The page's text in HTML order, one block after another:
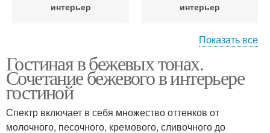
интерьер
интерьер
Интерьер в бежевых
тонах
бежевых тонах
Бежевый интерьер Цвета в интерьере
Показать все
Гостиная в бежевых тонах.
Сочетание бежевого в интерьере
гостиной
Спектр включает в себя множество оттенков от
молочного, песочного, кремового, сливочного до